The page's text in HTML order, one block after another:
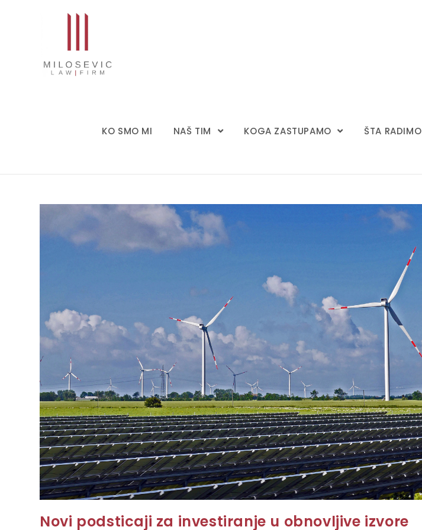
KO SMO MI NAŠ TIM KOGA ZASTUPAMO ŠTA RADIMO
Novi podsticaji za investiranje u obnovljive izvore